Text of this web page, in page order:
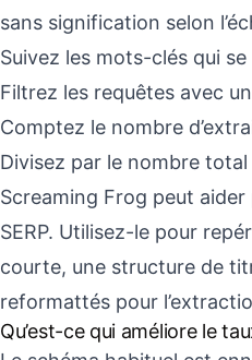
sans signification selon
Suivez les mots-clés qui
Filtrez les requêtes avec
Comptez le nombre
Divisez par le nombre
Screaming Frog peut
SERP. Utilisez-le pour
courte, une structure de
reformattés pour
Qu’est-ce qui améliore le